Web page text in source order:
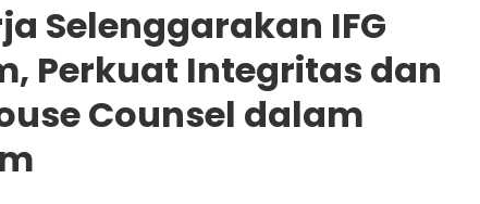
Selenggarakan IFG
Perkuat Integritas dan
Counsel dalam